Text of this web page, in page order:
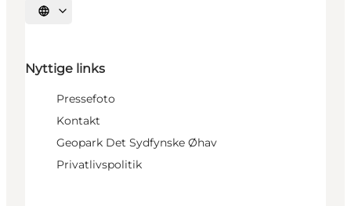
Vælg sprog
Nyttige links
Pressefoto
Kontakt
Geopark Det Sydfynske Øhav
Privatlivspolitik